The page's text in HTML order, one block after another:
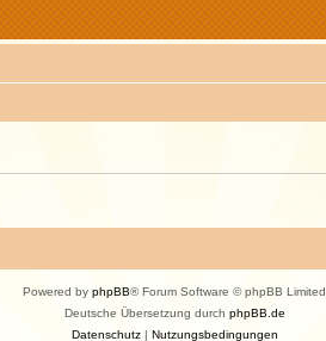
Powered by phpBB® Forum Software © phpBB Limited
Deutsche Übersetzung durch phpBB.de
Datenschutz| Nutzungsbedingungen